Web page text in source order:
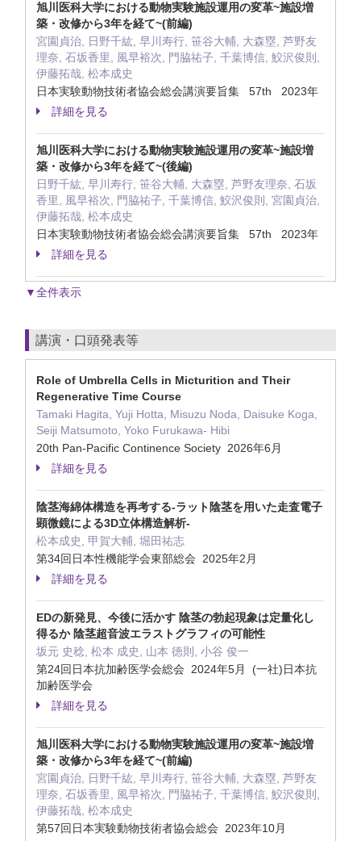
旭川医科大学における動物実験施設運用の変革~施設増
築・改修から3年を経て~(前編)
宮園貞治, 日野千紘, 早川寿行, 笹谷大輔, 大森塁, 芦野友
理奈, 石坂香里, 風早裕次, 門脇祐子, 千葉博信, 鮫沢俊則,
伊藤拓哉, 松本成史
日本実験動物技術者協会総会講演要旨集 57th 2023年
詳細を見る
旭川医科大学における動物実験施設運用の変革~施設増
築・改修から3年を経て~(後編)
日野千紘, 早川寿行, 笹谷大輔, 大森塁, 芦野友理奈, 石坂
香里, 風早裕次, 門脇祐子, 千葉博信, 鮫沢俊則, 宮園貞治,
伊藤拓哉, 松本成史
日本実験動物技術者協会総会講演要旨集 57th 2023年
詳細を見る
▼全件表示
講演・口頭発表等
Role of Umbrella Cells in Micturition and Their
Regenerative Time Course
Tamaki Hagita, Yuji Hotta, Misuzu Noda, Daisuke Koga,
Seiji Matsumoto, Yoko Furukawa- Hibi
20th Pan-Pacific Continence Society 2026年6月
詳細を見る
陰茎海綿体構造を再考する-ラット陰茎を用いた走査電子
顕微鏡による3D立体構造解析-
松本成史, 甲賀大輔, 堀田祐志
第34回日本性機能学会東部総会 2025年2月
詳細を見る
EDの新発見、今後に活かす 陰茎の勃起現象は定量化し
得るか 陰茎超音波エラストグラフィの可能性
坂元 史稔, 松本 成史, 山本 徳則, 小谷 俊一
第24回日本抗加齢医学会総会 2024年5月 (一社)日本抗
加齢医学会
詳細を見る
旭川医科大学における動物実験施設運用の変革~施設増
築・改修から3年を経て~(前編)
宮園貞治, 日野千紘, 早川寿行, 笹谷大輔, 大森塁, 芦野友
理奈, 石坂香里, 風早裕次, 門脇祐子, 千葉博信, 鮫沢俊則,
伊藤拓哉, 松本成史
第57回日本実験動物技術者協会総会 2023年10月